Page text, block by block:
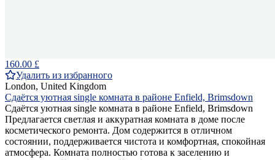
160.00 £
Удалить из избранного
London, United Kingdom
Сдаётся уютная single комната в районе Enfield, Brimsdown
Сдаётся уютная single комната в районе Enfield, Brimsdown
Предлагается светлая и аккуратная комната в доме после
косметического ремонта. Дом содержится в отличном
состоянии, поддерживается чистота и комфортная, спокойная
атмосфера. Комната полностью готова к заселению и